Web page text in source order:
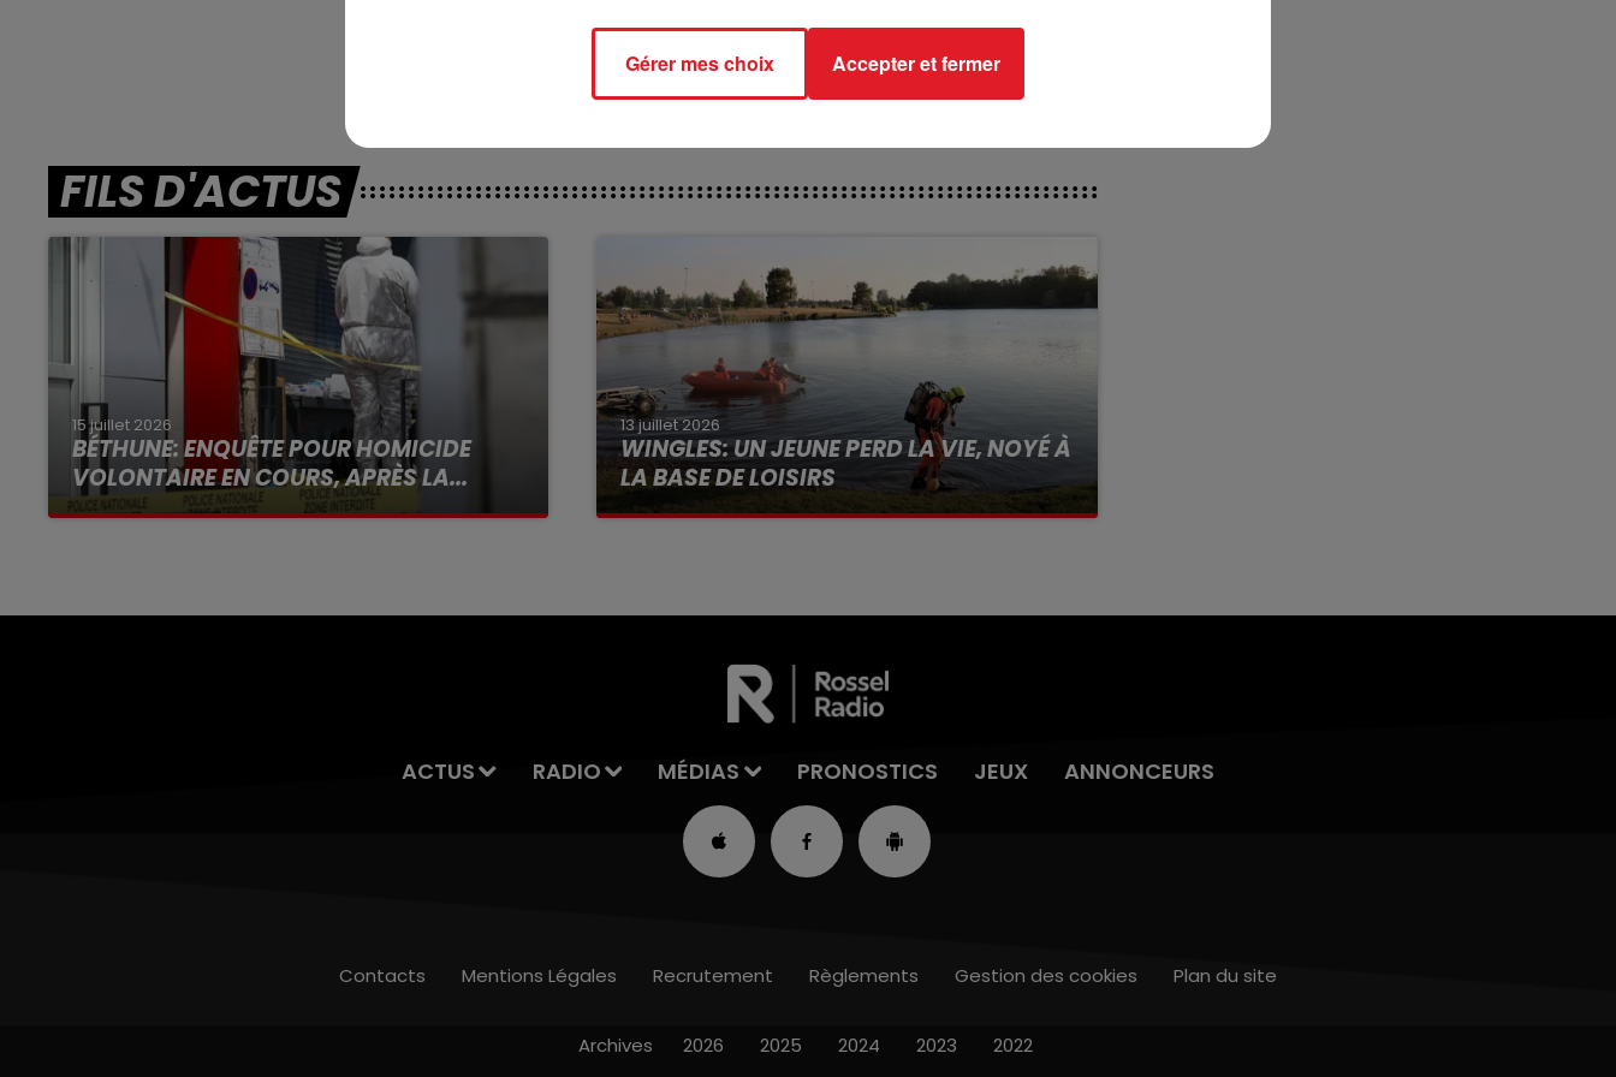
En direct des pistes :
FILS D'ACTUS
15 juillet 2026
BÉTHUNE: ENQUÊTE POUR HOMICIDE
VOLONTAIRE EN COURS, APRÈS LA...
Selon les premiers éléments, le logement
13 juillet 2026
WINGLES: UN JEUNE PERD LA VIE, NOYÉ À
LA BASE DE LOISIRS
La victime a coulé à pic
ACTUS RADIO MÉDIAS PRONOSTICS JEUX ANNONCEURS
Contacts Mentions Légales Recrutement Règlements Gestion des cookies Plan du site
Archives 2026 2025 2024 2023 2022
Gérer mes choix Accepter et fermer